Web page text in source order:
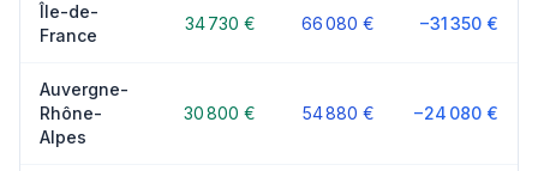
Île-de-
France
34 730 € 66 080 € −31 350 €
Auvergne-
Rhône-
Alpes
30 800 € 54 880 € −24 080 €